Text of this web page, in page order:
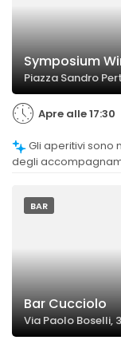
Symposium
Piazza Sandro
Apre alle 17:30
degli
BAR
Bar Cucciolo
Via Paolo Boselli,